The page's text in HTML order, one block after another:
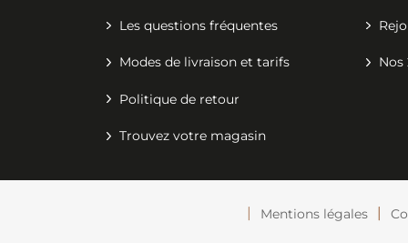
Les questions fréquentes
Modes de livraison et tarifs
Politique de retour
Trouvez votre magasin
Nos
Mentions légales